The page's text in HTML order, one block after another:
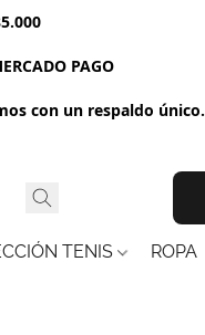
PAGO
con un respaldo único.
TENIS ROPA